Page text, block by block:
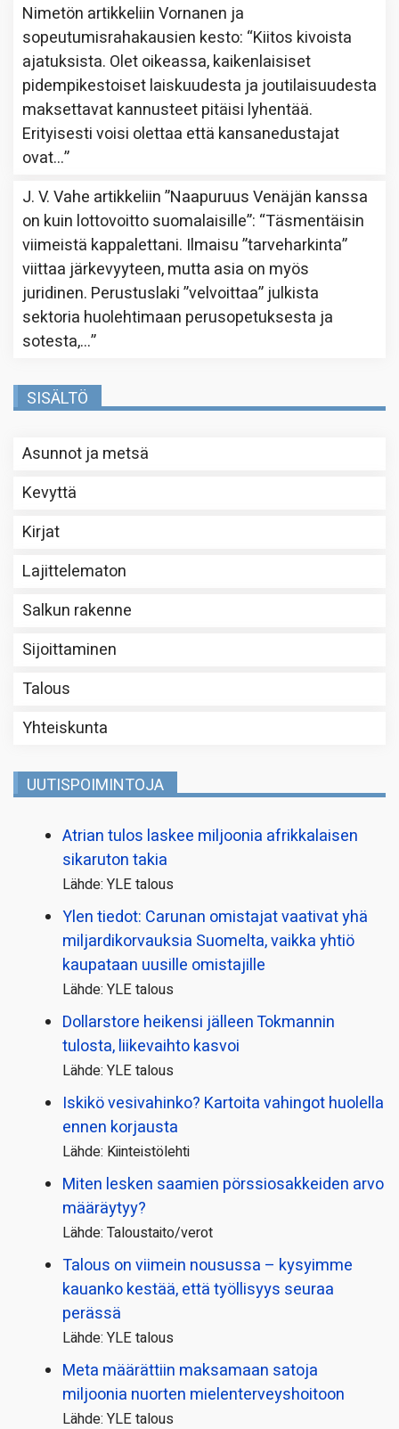
Nimetön artikkeliinVornanen ja
sopeutumisrahakausien kesto: “Kiitos kivoista
ajatuksista. Olet oikeassa, kaikenlaisiset
pidempikestoiset laiskuudesta ja joutilaisuudesta
maksettavat kannusteet pitäisi lyhentää.
Erityisesti voisi olettaa että kansanedustajat
ovat…”
J. V. Vahe artikkeliin”Naapuruus Venäjän kanssa
on kuin lottovoitto suomalaisille”: “Täsmentäisin
viimeistä kappalettani. Ilmaisu ”tarveharkinta”
viittaa järkevyyteen, mutta asia on myös
juridinen. Perustuslaki ”velvoittaa” julkista
sektoria huolehtimaan perusopetuksesta ja
sotesta,…”
SISÄLTÖ
Asunnot ja metsä
Kevyttä
Kirjat
Lajittelematon
Salkun rakenne
Sijoittaminen
Talous
Yhteiskunta
UUTISPOIMINTOJA
Atrian tulos laskee miljoonia afrikkalaisen
sikaruton takia
Lähde: YLE talous
Ylen tiedot: Carunan omistajat vaativat yhä
miljardi­korvauksia Suomelta, vaikka yhtiö
kaupataan uusille omistajille
Lähde: YLE talous
Dollarstore heikensi jälleen Tokmannin
tulosta, liikevaihto kasvoi
Lähde: YLE talous
Iskikö vesivahinko? Kartoita vahingot huolella
ennen korjausta
Lähde: Kiinteistölehti
Miten lesken saamien pörssi­osakkeiden arvo
määräytyy?
Lähde: Taloustaito/verot
Talous on viimein nousussa – kysyimme
kauanko kestää, että työllisyys seuraa
perässä
Lähde: YLE talous
Meta määrättiin maksamaan satoja
miljoonia nuorten mielenterveyshoitoon
Lähde: YLE talous